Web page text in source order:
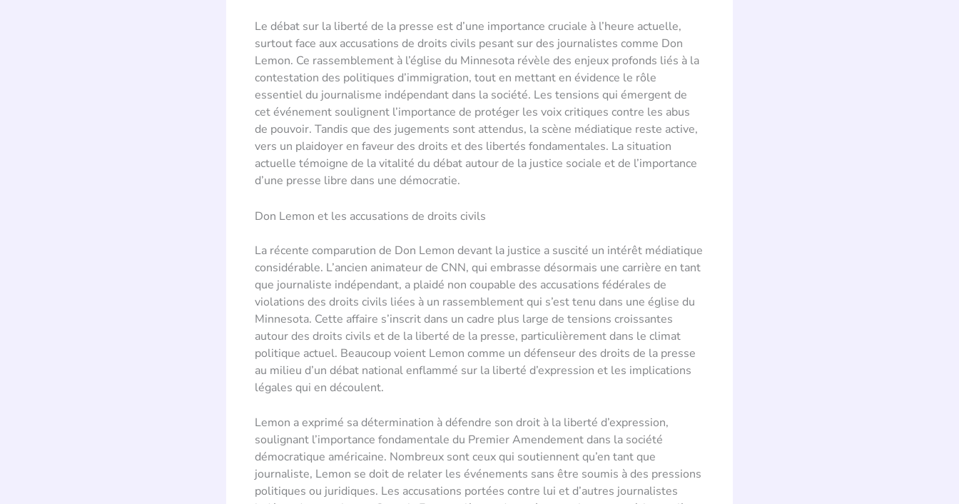
Le débat sur la liberté de la presse est d’une importance cruciale à l’heure actuelle,
surtout face aux accusations de droits civils pesant sur des journalistes comme Don
Lemon. Ce rassemblement à l’église du Minnesota révèle des enjeux profonds liés à la
contestation des politiques d’immigration, tout en mettant en évidence le rôle
essentiel du journalisme indépendant dans la société. Les tensions qui émergent de
cet événement soulignent l’importance de protéger les voix critiques contre les abus
de pouvoir. Tandis que des jugements sont attendus, la scène médiatique reste active,
vers un plaidoyer en faveur des droits et des libertés fondamentales. La situation
actuelle témoigne de la vitalité du débat autour de la justice sociale et de l’importance
d’une presse libre dans une démocratie.
Don Lemon et les accusations de droits civils
La récente comparution de Don Lemon devant la justice a suscité un intérêt médiatique
considérable. L’ancien animateur de CNN, qui embrasse désormais une carrière en tant
que journaliste indépendant, a plaidé non coupable des accusations fédérales de
violations des droits civils liées à un rassemblement qui s’est tenu dans une église du
Minnesota. Cette affaire s’inscrit dans un cadre plus large de tensions croissantes
autour des droits civils et de la liberté de la presse, particulièrement dans le climat
politique actuel. Beaucoup voient Lemon comme un défenseur des droits de la presse
au milieu d’un débat national enflammé sur la liberté d’expression et les implications
légales qui en découlent.
Lemon a exprimé sa détermination à défendre son droit à la liberté d’expression,
soulignant l’importance fondamentale du Premier Amendement dans la société
démocratique américaine. Nombreux sont ceux qui soutiennent qu’en tant que
journaliste, Lemon se doit de relater les événements sans être soumis à des pressions
politiques ou juridiques. Les accusations portées contre lui et d’autres journalistes